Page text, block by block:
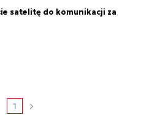
satelitę do komunikacji za
1